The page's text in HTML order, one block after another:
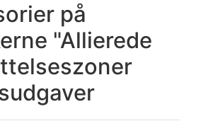
på
"Allierede